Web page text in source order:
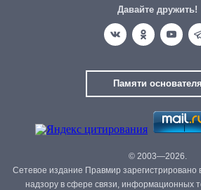
Давайте дружить!
Памяти основателя
© 2003—2026.
Сетевое издание Правмир зарегистрировано
надзору в сфере связи, информационных